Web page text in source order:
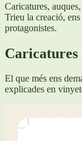
Caricatures,
Trieu la creació,
protagonistes.
Caricatures
El que més ens
explicades en